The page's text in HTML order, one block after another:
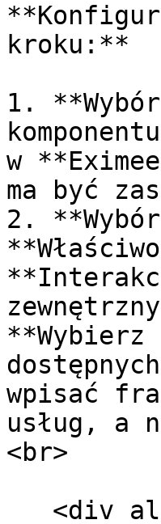
kroku:**
1.
w
ma być
2.
wpisać
usług, a
<br>